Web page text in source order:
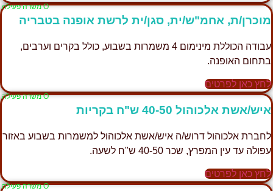
Ο משרה פעילה
מוכרן/ת, אחמ"ש/ית, סגן/ית לרשת אופנה בטבריה
עבודה הכוללת מינימום 4 משמרות בשבוע, כולל בקרים וערבים,
בתחום האופנה.
לחץ כאן לפרטים
Ο משרה פעילה
איש/אשת אלכוהול 40-50 ש"ח בקריות
לחברת אלכוהול דרוש/ה איש/אשת אלכוהול למשמרות בשבוע באזור
עפולה עד עין המפרץ, שכר 40-50 ש"ח לשעה.
לחץ כאן לפרטים
Ο משרה פעילה